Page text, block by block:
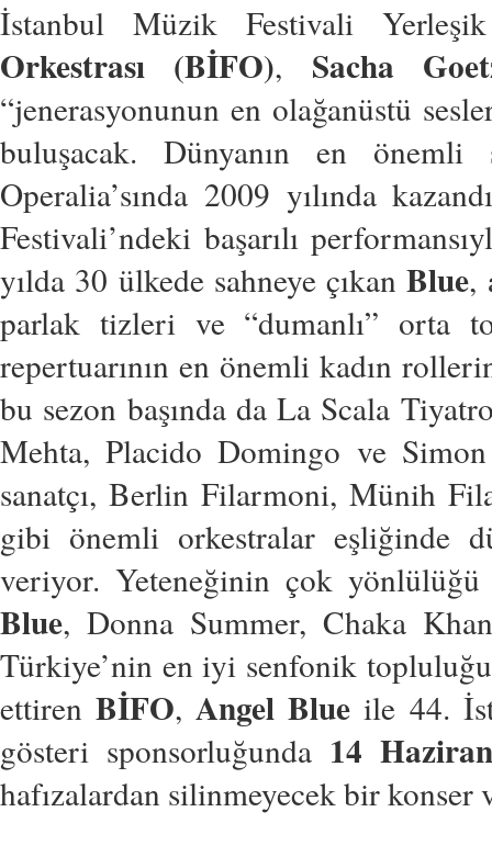
İstanbul Müzik Festivali
Orkestrası (BİFO), Sacha
“jenerasyonunun en olağanüstü
buluşacak. Dünyanın en önemli
Operalia’sında 2009 yılında
Festivali’ndeki başarılı
yılda 30 ülkede sahneye çıkanBlue,
parlak tizleri ve “dumanlı” orta
repertuarının en önemli kadın
bu sezon başında da La Scala
Mehta, Placido Domingo ve
sanatçı, Berlin Filarmoni, Münih
gibi önemli orkestralar eşliğinde
veriyor. Yeteneğinin çok yönlülüğü
Blue, Donna Summer, Chaka
Türkiye’nin en iyi senfonik topluluğu
ettirenBİFO,Angel Blueile 44.
gösteri sponsorluğunda 14 Haziran
hafızalardan silinmeyecek bir konser